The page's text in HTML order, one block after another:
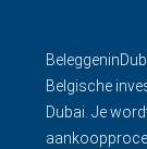
Belgische
Dubai. Je